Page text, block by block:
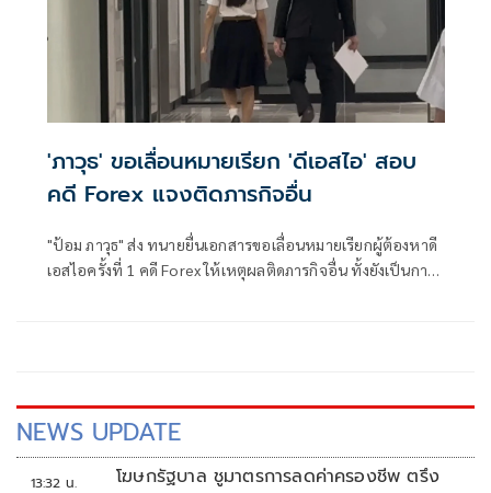
'ภาวุธ' ขอเลื่อนหมายเรียก 'ดีเอสไอ' สอบ
คดี Forex แจงติดภารกิจอื่น
"ป้อม ภาวุธ" ส่ง ทนายยื่นเอกสารขอเลื่อนหมายเรียกผู้ต้องหาดี
เอสไอครั้งที่ 1 คดี Forex ให้เหตุผลติดภารกิจอื่น ทั้งยังเป็นการ
NEWS UPDATE
13:32 น.
โฆษกรัฐบาล ชูมาตรการลดค่าครองชีพ ตรึง